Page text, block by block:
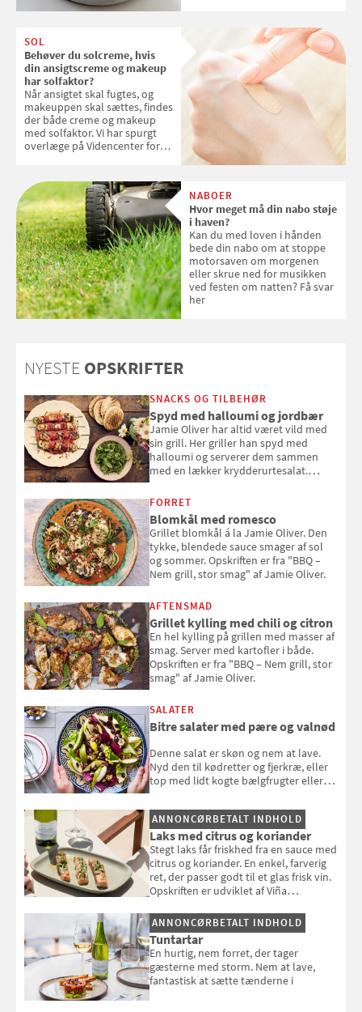
SOL
Behøver du solcreme, hvis
din ansigtscreme og makeup
har solfaktor?
Når ansigtet skal fugtes, og
makeuppen skal sættes, findes
der både creme og makeup
med solfaktor. Vi har spurgt
overlæge på Videncenter for
med SPF kan erstatte
solcreme, når man bevæger
sig ud i solen
NABOER
Hvor meget må din nabo støje
i haven?
Kan du med loven i hånden
bede din nabo om at stoppe
motorsaven om morgenen
eller skrue ned for musikken
ved festen om natten? Få svar
her
NYESTE OPSKRIFTER
SNACKS OG TILBEHØR
Spyd med halloumi og jordbær
Jamie Oliver har altid været vild med
sin grill. Her griller han spyd med
halloumi og serverer dem sammen
med en lækker krydderurtesalat.
smag" af Jamie Oliver.
FORRET
Blomkål med romesco
Grillet blomkål á la Jamie Oliver. Den
tykke, blendede sauce smager af sol
og sommer. Opskriften er fra "BBQ –
Nem grill, stor smag" af Jamie Oliver.
AFTENSMAD
Grillet kylling med chili og citron
En hel kylling på grillen med masser af
smag. Server med kartofler i både.
Opskriften er fra "BBQ – Nem grill, stor
smag" af Jamie Oliver.
SALATER
Bitre salater med pære og valnød
Denne salat er skøn og nem at lave.
Nyd den til kødretter og fjerkræ, eller
top med lidt kogte bælgfrugter eller
selvstændigt måltid. Opskriften er fra
Louisa Lorangs kogebog "Salat".
ANNONCØRBETALT INDHOLD
Laks med citrus og koriander
Stegt laks får friskhed fra en sauce med
citrus og koriander. En enkel, farverig
ret, der passer godt til et glas frisk vin.
Opskriften er udviklet af Viña
ANNONCØRBETALT INDHOLD
Tuntartar
En hurtig, nem forret, der tager
gæsterne med storm. Nem at lave,
fantastisk at sætte tænderne i